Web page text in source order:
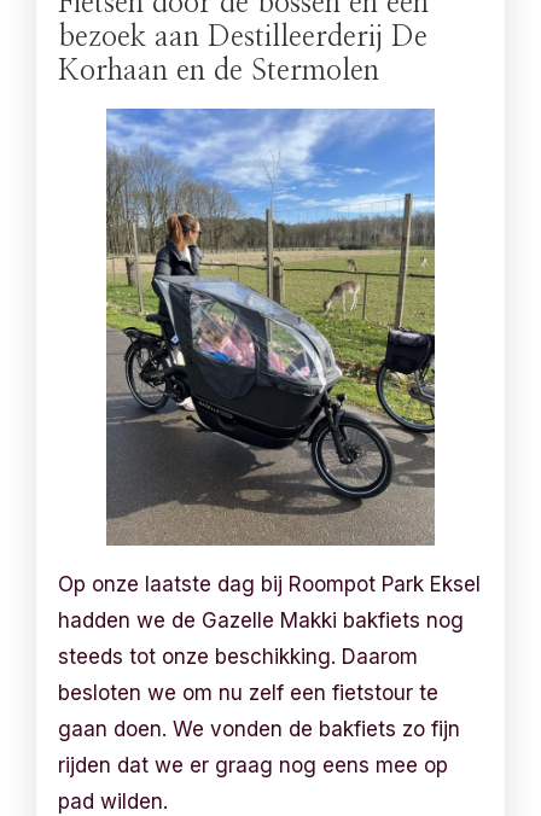
bezoek aan Destilleerderij De
Korhaan en de Stermolen
Op onze laatste dag bij Roompot Park Eksel
hadden we de Gazelle Makki bakfiets nog
steeds tot onze beschikking. Daarom
besloten we om nu zelf een fietstour te
gaan doen. We vonden de bakfiets zo fijn
rijden dat we er graag nog eens mee op
pad wilden.